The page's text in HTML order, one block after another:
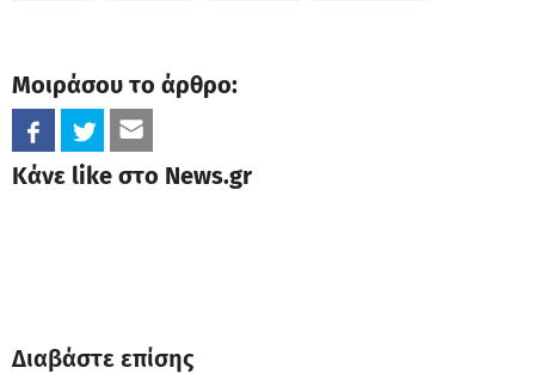
Μοιράσου το άρθρο:
Κάνε like στο News.gr
Διαβάστε επίσης